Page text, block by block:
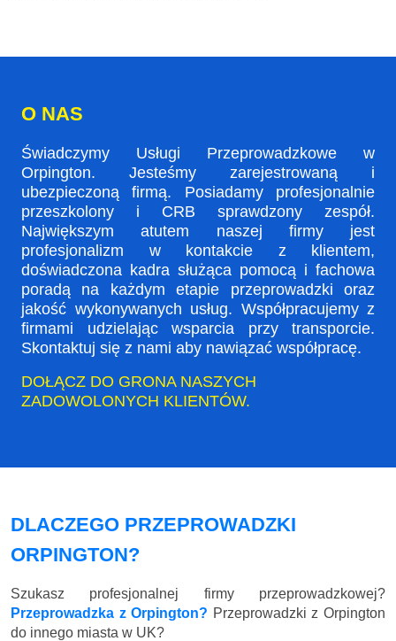
O NAS
Świadczymy Usługi Przeprowadzkowe w
Orpington. Jesteśmy zarejestrowaną i
ubezpieczoną firmą. Posiadamy profesjonalnie
przeszkolony i CRB sprawdzony zespół.
Największym atutem naszej firmy jest
profesjonalizm w kontakcie z klientem,
doświadczona kadra służąca pomocą i fachowa
poradą na każdym etapie przeprowadzki oraz
jakość wykonywanych usług. Współpracujemy z
firmami udzielając wsparcia przy transporcie.
Skontaktuj się z nami aby nawiązać współpracę.
DOŁĄCZ DO GRONA NASZYCH
ZADOWOLONYCH KLIENTÓW.
DLACZEGO PRZEPROWADZKI
ORPINGTON?
Szukasz profesjonalnej firmy przeprowadzkowej?
Przeprowadzka z Orpington? Przeprowadzki z Orpington
do innego miasta w UK?